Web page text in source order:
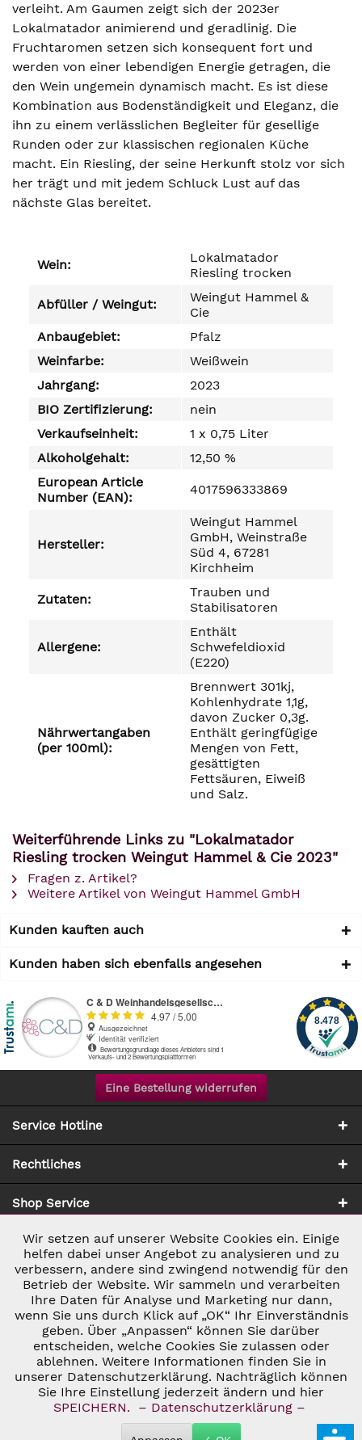
verleiht. Am Gaumen zeigt sich der 2023er
Lokalmatador animierend und geradlinig. Die
Fruchtaromen setzen sich konsequent fort und
werden von einer lebendigen Energie getragen, die
den Wein ungemein dynamisch macht. Es ist diese
Kombination aus Bodenständigkeit und Eleganz, die
ihn zu einem verlässlichen Begleiter für gesellige
Runden oder zur klassischen regionalen Küche
macht. Ein Riesling, der seine Herkunft stolz vor sich
her trägt und mit jedem Schluck Lust auf das
nächste Glas bereitet.
Wein:
Lokalmatador
Riesling trocken
Abfüller / Weingut:
Weingut Hammel &
Cie
Anbaugebiet:
Pfalz
Weinfarbe:
Weißwein
Jahrgang:
2023
BIO Zertifizierung:
nein
Verkaufseinheit:
1 x 0,75 Liter
Alkoholgehalt:
12,50 %
European Article
Number (EAN):
4017596333869
Hersteller:
Weingut Hammel
GmbH, Weinstraße
Süd 4, 67281
Kirchheim
Zutaten:
Trauben und
Stabilisatoren
Allergene:
Enthält
Schwefeldioxid
(E220)
Nährwertangaben
(per 100ml):
Brennwert 301kj,
Kohlenhydrate 1,1g,
davon Zucker 0,3g.
Enthält geringfügige
Mengen von Fett,
gesättigten
Fettsäuren, Eiweiß
und Salz.
Weiterführende Links zu "Lokalmatador
Riesling trocken Weingut Hammel & Cie 2023"
Fragen z. Artikel?
Weitere Artikel von Weingut Hammel GmbH
Kunden kauften auch
Kunden haben sich ebenfalls angesehen
Eine Bestellung widerrufen
Service Hotline
Rechtliches
Shop Service
Zahlung & Versand
* ALLE PREISE INKL. GESETZL. UMSATZSTEUER ZZGL.
VERSANDKOSTEN
UND GGF. NACHNAHMEGEBÜHREN, WENN NICHT
ANDERS BESCHRIEBEN
© 2026 C&D WEINHANDEL - ALL RIGHTS RESERVED. THEME BY
THEMEWARE®
Notwendig Aktiv
Marketing Inaktiv
Tracking Inaktiv
Personalisierung Inaktiv
Wir setzen auf unserer Website Cookies ein. Einige
helfen dabei unser Angebot zu analysieren und zu
verbessern, andere sind zwingend notwendig für den
Betrieb der Website. Wir sammeln und verarbeiten
Ihre Daten für Analyse und Marketing nur dann,
wenn Sie uns durch Klick auf „OK“ Ihr Einverständnis
geben. Über „Anpassen“ können Sie darüber
entscheiden, welche Cookies Sie zulassen oder
ablehnen. Weitere Informationen finden Sie in
unserer Datenschutzerklärung. Nachträglich können
Sie Ihre Einstellung jederzeit ändern und hier
SPEICHERN.
– Datenschutzerklärung –